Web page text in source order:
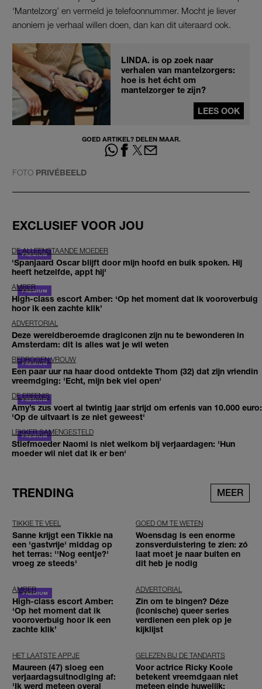
‘Mantelzorg’ en vermeld je telefoonnummer. Mocht je liever
anoniem je verhaal willen doen, dan kan dit uiteraard ook.
LINDA. is op zoek naar
verhalen van mantelzorgers:
hoe is het écht om
mantelzorger te zijn?
LEES OOK
GOED ARTIKEL? DELEN MAAR.
FOTO PRIVÉBEELD
EXCLUSIEF VOOR JOU
DE ALLEENSTAANDE MOEDER
'Spanjaard Oscar blijft door mijn hoofd en buik spoken. Hij
heeft hetzelfde, appt hij'
AMBER
High-class escort Amber: ‘Op het moment dat ik vooroverbuig
hoor ik een zachte klik’
ADVERTORIAL
Deze wereldberoemde dragiconen zijn nu te bewonderen in
Amsterdam: dit is alles wat je wil weten
BEDROGEN VROUW
Een paar uur na haar dood ontdekte Thom (32) dat zijn vriendin
vreemdging: 'Echt, mijn bek viel open'
DE ERFENIS
Amy’s zus voert al twintig jaar strijd om erfenis van 10.000 euro:
'Op de uitvaart is ze niet geweest'
LEKKER SAMENGESTELD
Stiefmoeder Naomi is niet welkom bij verjaardagen: 'Hun
moeder wil niet dat ik er ben'
TRENDING MEER
TIKKIE TE VEEL
Sanne krijgt een Tikkie na
een 'gastvrije' middag op
het terras: ''Nog eentje?'
vroeg ze steeds'
GOED OM TE WETEN
Woensdag is een enorme
zonsverduistering te zien: zó
laat moet je naar buiten en
dit heb je nodig
AMBER
High-class escort Amber:
‘Op het moment dat ik
vooroverbuig hoor ik een
zachte klik’
ADVERTORIAL
Zin om te bingen? Déze
(iconische) queer series
verdienen een plek op je
kijklijst
HET LAATSTE APPJE
Maureen (47) sloeg een
verjaardagsuitnodiging af:
'Ik werd meteen overal
GELEZEN BIJ DE TANDARTS
Voor actrice Ricky Koole
betekent vreemdgaan niet
meteen einde huwelijk: